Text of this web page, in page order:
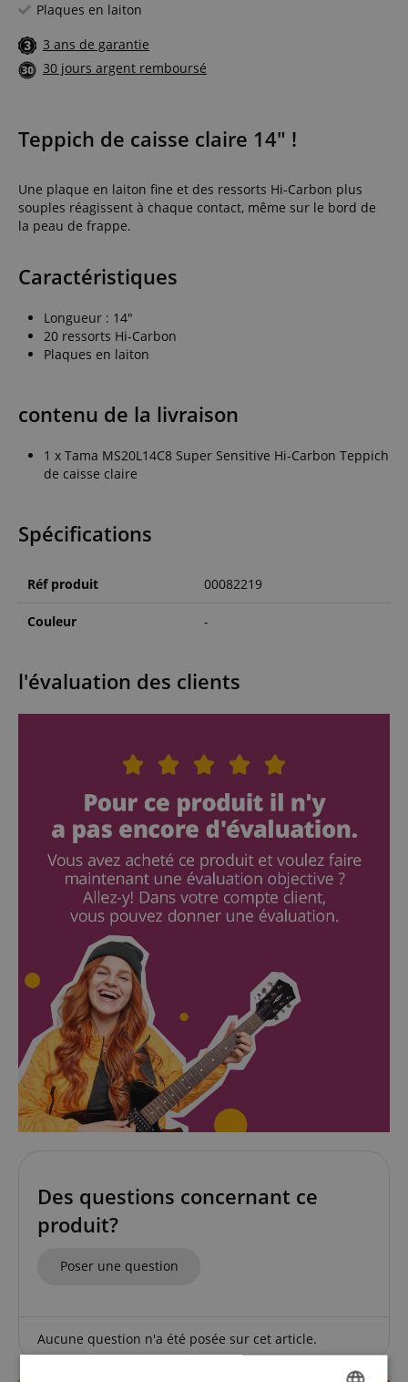
Plaques en laiton
3 ans de garantie
30 jours argent remboursé
Teppich de caisse claire 14" !
Une plaque en laiton fine et des ressorts Hi-Carbon plus
souples réagissent à chaque contact, même sur le bord de
la peau de frappe.
Caractéristiques
Longueur : 14"
20 ressorts Hi-Carbon
Plaques en laiton
contenu de la livraison
1 x Tama MS20L14C8 Super Sensitive Hi-Carbon Teppich
de caisse claire
Spécifications
Réf produit 00082219
Couleur -
l'évaluation des clients
Des questions concernant ce
produit?
Poser une question
Aucune question n'a été posée sur cet article.